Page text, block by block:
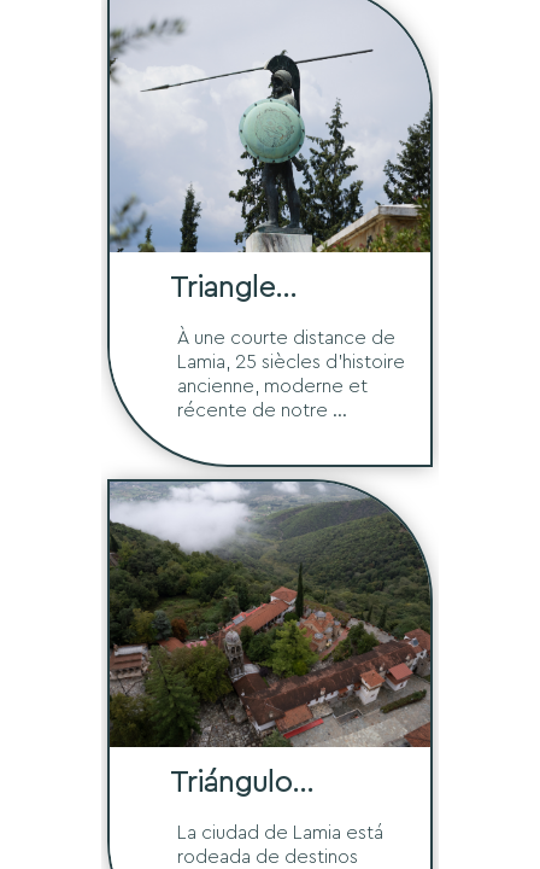
Triangle
historique
À une courte distance de
Lamia, 25 siècles d'histoire
ancienne, moderne et
récente de notre ...
Triángulo
Religioso
La ciudad de Lamia está
rodeada de destinos